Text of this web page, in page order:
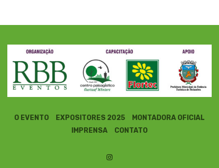
O EVENTO EXPOSITORES 2025
MONTADORA OFICIAL
IMPRENSA
CONTATO